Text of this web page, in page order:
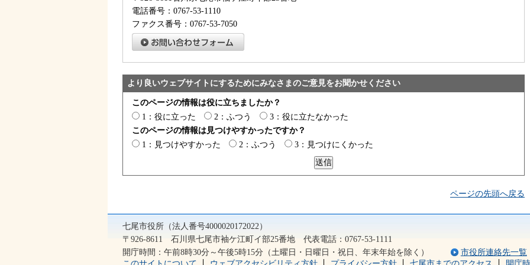
電話番号：0767-53-1110
ファクス番号：0767-53-7050
より良いウェブサイトにするためにみなさまのご意見をお聞かせください
このページの情報は役に立ちましたか？
1：役に立った
2：ふつう
3：役に立たなかった
このページの情報は見つけやすかったですか？
1：見つけやすかった
2：ふつう 3：見つけにくかった
ページの先頭へ戻る
七尾市役所（法人番号4000020172022）
〒926-8611 石川県七尾市袖ケ江町イ部25番地 代表電話：0767-53-1111
開庁時間：午前8時30分～午後5時15分（土曜日・日曜日・祝日、年末年始を除く）
市役所連絡先一覧